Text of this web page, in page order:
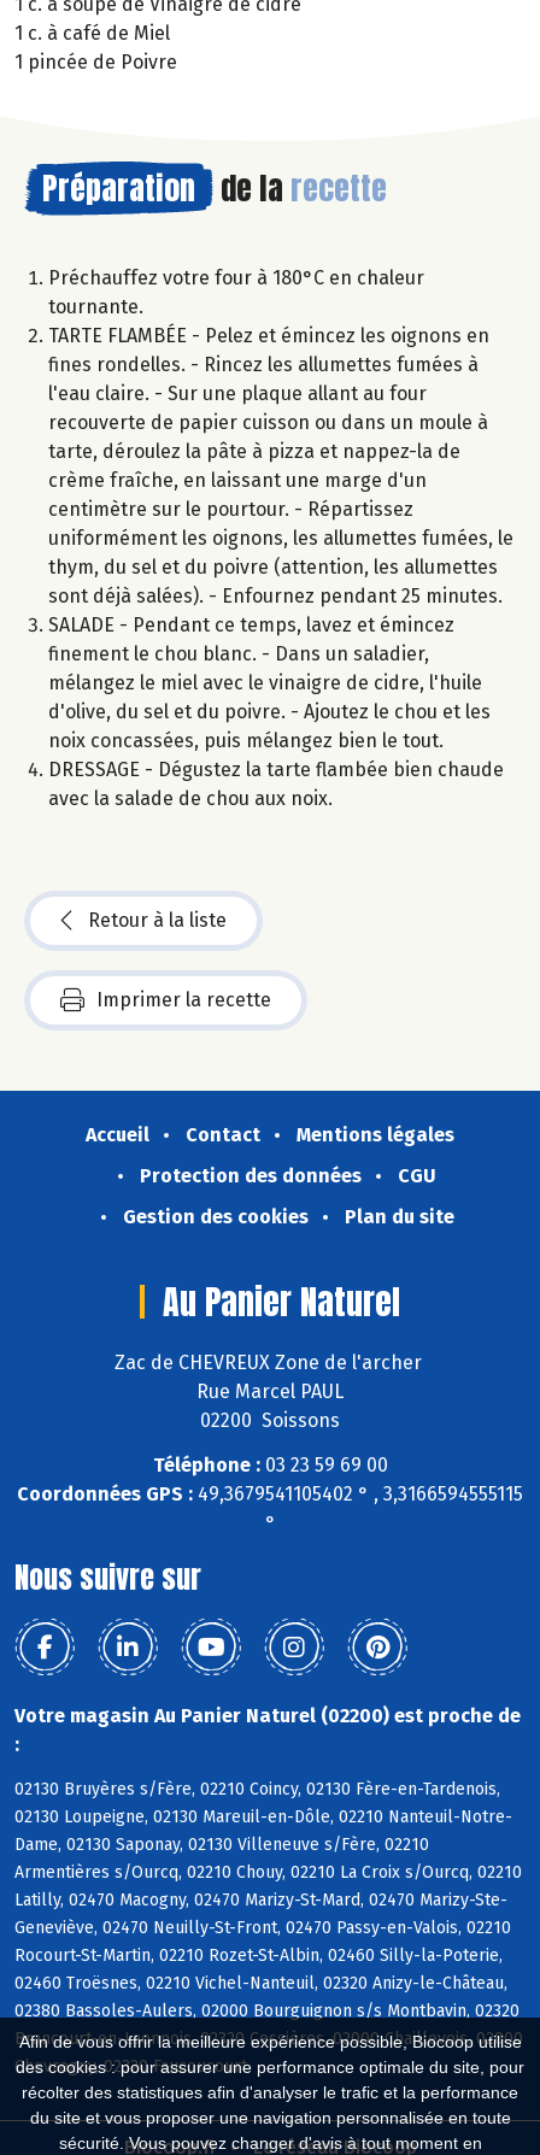
Afin de vous offrir la meilleure expérience possible, Biocoop utilise
des cookies : pour assurer une performance optimale du site, pour
récolter des statistiques afin d'analyser le trafic et la performance
du site et vous proposer une navigation personnalisée en toute
sécurité. Vous pouvez changer d'avis à tout moment en
1 c. à café de Miel
1 pincée de Poivre
Préparation de la recette
Préchauffez votre four à 180°C en chaleur
tournante.
TARTE FLAMBÉE - Pelez et émincez les oignons en
fines rondelles. - Rincez les allumettes fumées à
l'eau claire. - Sur une plaque allant au four
recouverte de papier cuisson ou dans un moule à
tarte, déroulez la pâte à pizza et nappez-la de
crème fraîche, en laissant une marge d'un
centimètre sur le pourtour. - Répartissez
uniformément les oignons, les allumettes fumées, le
thym, du sel et du poivre (attention, les allumettes
sont déjà salées). - Enfournez pendant 25 minutes.
SALADE - Pendant ce temps, lavez et émincez
finement le chou blanc. - Dans un saladier,
mélangez le miel avec le vinaigre de cidre, l'huile
d'olive, du sel et du poivre. - Ajoutez le chou et les
noix concassées, puis mélangez bien le tout.
DRESSAGE - Dégustez la tarte flambée bien chaude
avec la salade de chou aux noix.
Retour à la liste
Imprimer la recette
Accueil Contact
Mentions légales
Protection des données
CGU
Gestion des cookies
Plan du site
Au Panier Naturel
Zac de CHEVREUX Zone de l'archer
Rue Marcel PAUL
02200 Soissons
Téléphone :03 23 59 69 00
Coordonnées GPS : 49,3679541105402 ° , 3,3166594555115
°
Nous suivre sur
Votre magasin Au Panier Naturel (02200) est proche de
:
02130 Bruyères s/Fère, 02210 Coincy, 02130 Fère-en-Tardenois,
02130 Loupeigne, 02130 Mareuil-en-Dôle, 02210 Nanteuil-Notre-
Dame, 02130 Saponay, 02130 Villeneuve s/Fère, 02210
Armentières s/Ourcq, 02210 Chouy, 02210 La Croix s/Ourcq, 02210
Latilly, 02470 Macogny, 02470 Marizy-St-Mard, 02470 Marizy-Ste-
Geneviève, 02470 Neuilly-St-Front, 02470 Passy-en-Valois, 02210
Rocourt-St-Martin, 02210 Rozet-St-Albin, 02460 Silly-la-Poterie,
02460 Troësnes, 02210 Vichel-Nanteuil, 02320 Anizy-le-Château,
02380 Bassoles-Aulers, 02000 Bourguignon s/s Montbavin, 02320
Brancourt-en-Laonnois, 02320 Cessières, 02000 Chaillevois, 02000
Chevregny, 02320 Faucoucourt
Biocoop.fr Le réseau Biocoop